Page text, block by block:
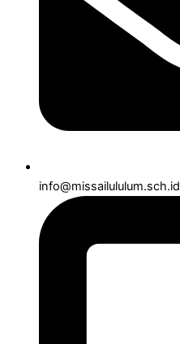
info@missailululum.sch.id